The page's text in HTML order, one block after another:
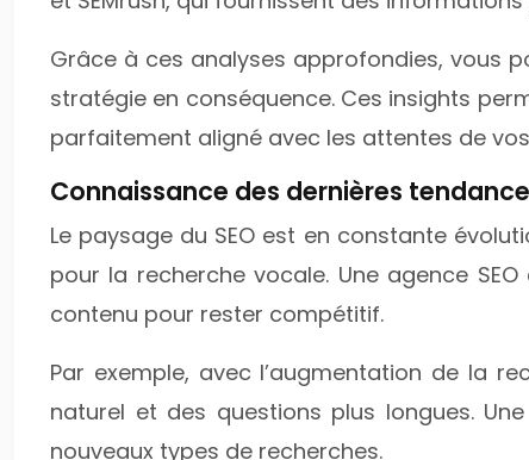
Grâce à ces analyses approfondies, vous
stratégie en conséquence. Ces insights
parfaitement aligné avec les attentes de
Connaissance des dernières
Le paysage du SEO est en constante
pour la recherche vocale. Une agence
contenu pour rester compétitif.
Par exemple, avec l’augmentation de la
naturel et des questions plus longues.
nouveaux types de recherches.